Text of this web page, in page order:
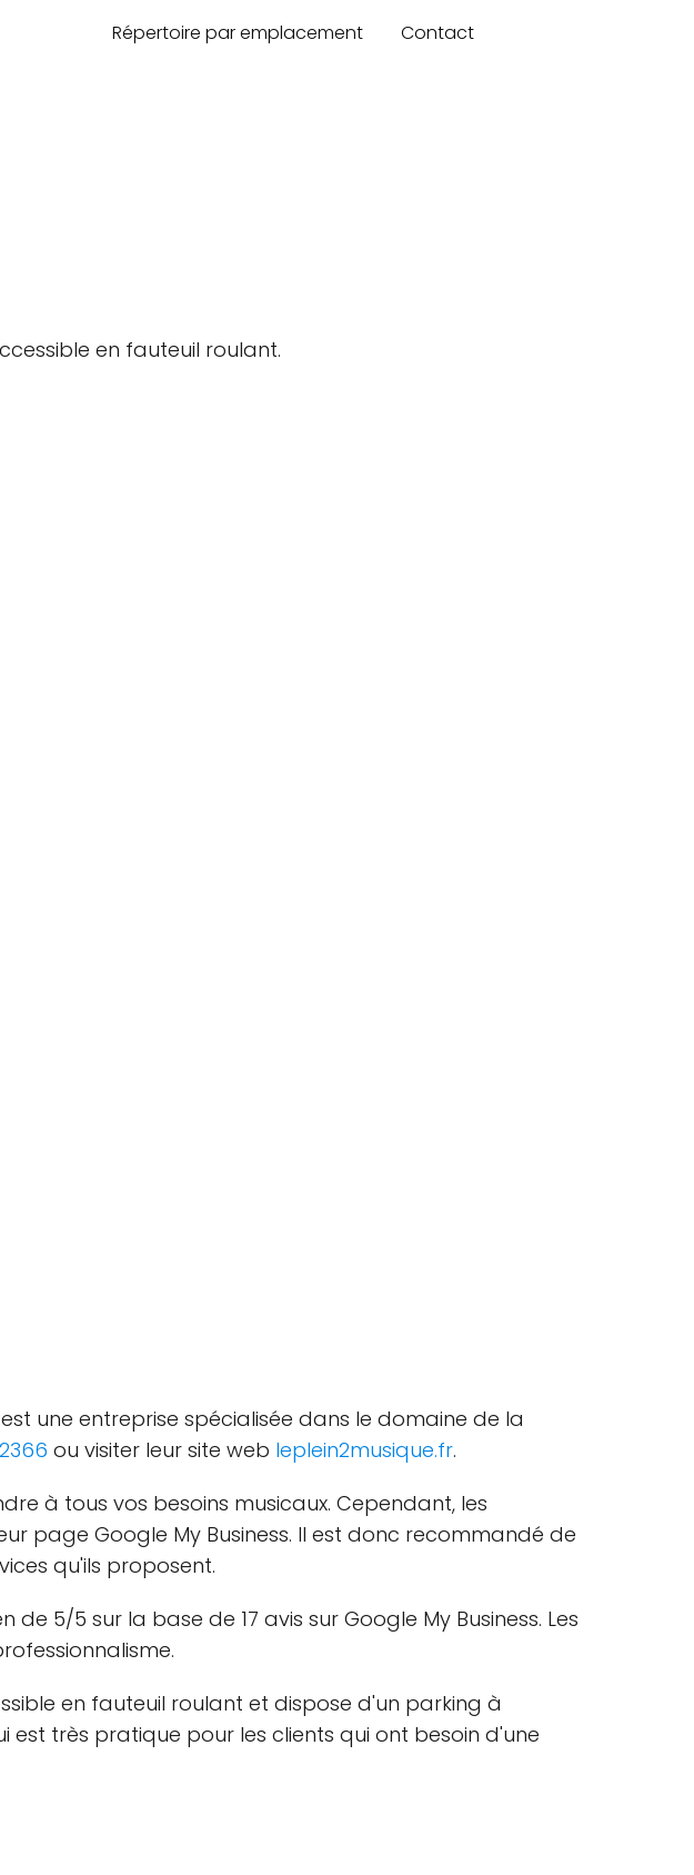
Répertoire par emplacement Contact
en fauteuil roulant.
une entreprise spécialisée dans le domaine de la
ou visiter leur site web leplein2musique.fr.
à tous vos besoins musicaux. Cependant, les
page Google My Business. Il est donc recommandé de
qu'ils proposent.
5/5 sur la base de 17 avis sur Google My Business. Les
en fauteuil roulant et dispose d'un parking à
est très pratique pour les clients qui ont besoin d'une